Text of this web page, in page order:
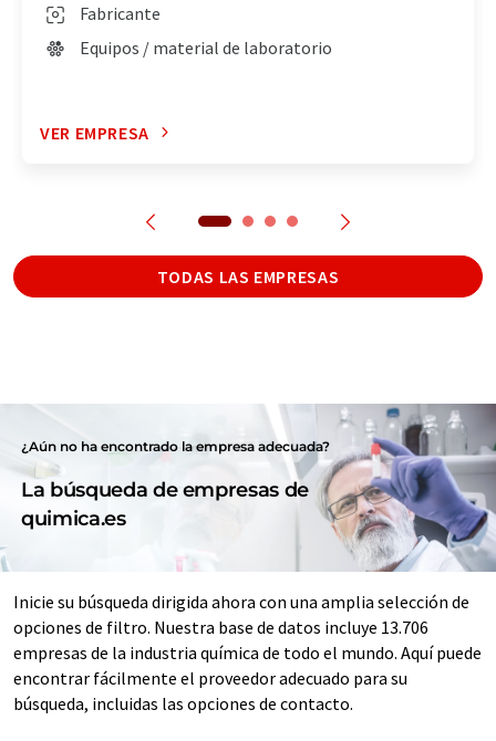
Fabricante
Equipos / material de laboratorio
VER EMPRESA
TODAS LAS EMPRESAS
¿Aún no ha encontrado la empresa adecuada?
La búsqueda de empresas de
quimica.es
Inicie su búsqueda dirigida ahora con una amplia selección de
opciones de filtro. Nuestra base de datos incluye 13.706
empresas de la industria química de todo el mundo. Aquí puede
encontrar fácilmente el proveedor adecuado para su
búsqueda, incluidas las opciones de contacto.